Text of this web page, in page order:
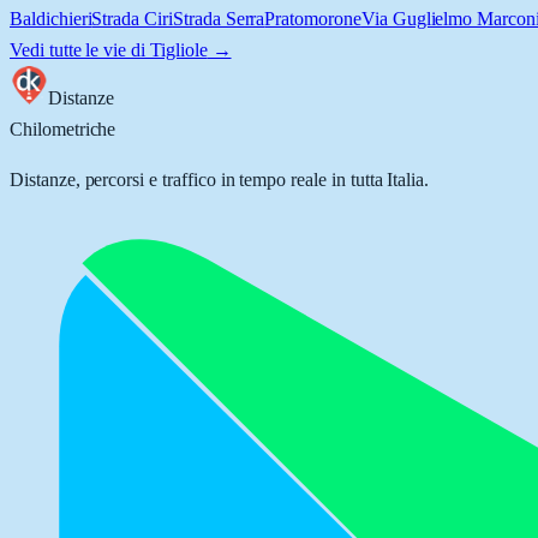
BaldichieriStrada CiriStrada SerraPratomoroneVia Guglielmo
Vedi tutte le vie di Tigliole→
Distanze
Chilometriche
Distanze, percorsi e traffico in tempo reale in tutta Italia.